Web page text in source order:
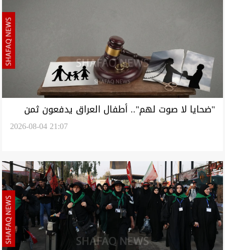
"ضحايا لا صوت لهم".. أطفال العراق يدفعون ثمن
2026-08-04 21:07